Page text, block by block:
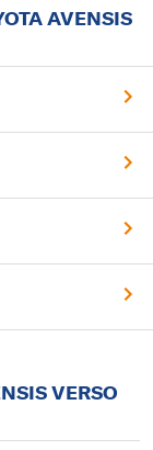
AVENSIS
VERSO